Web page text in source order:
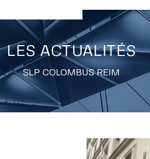
LES ACTUALITÉS
SLP COLOMBUS REIM